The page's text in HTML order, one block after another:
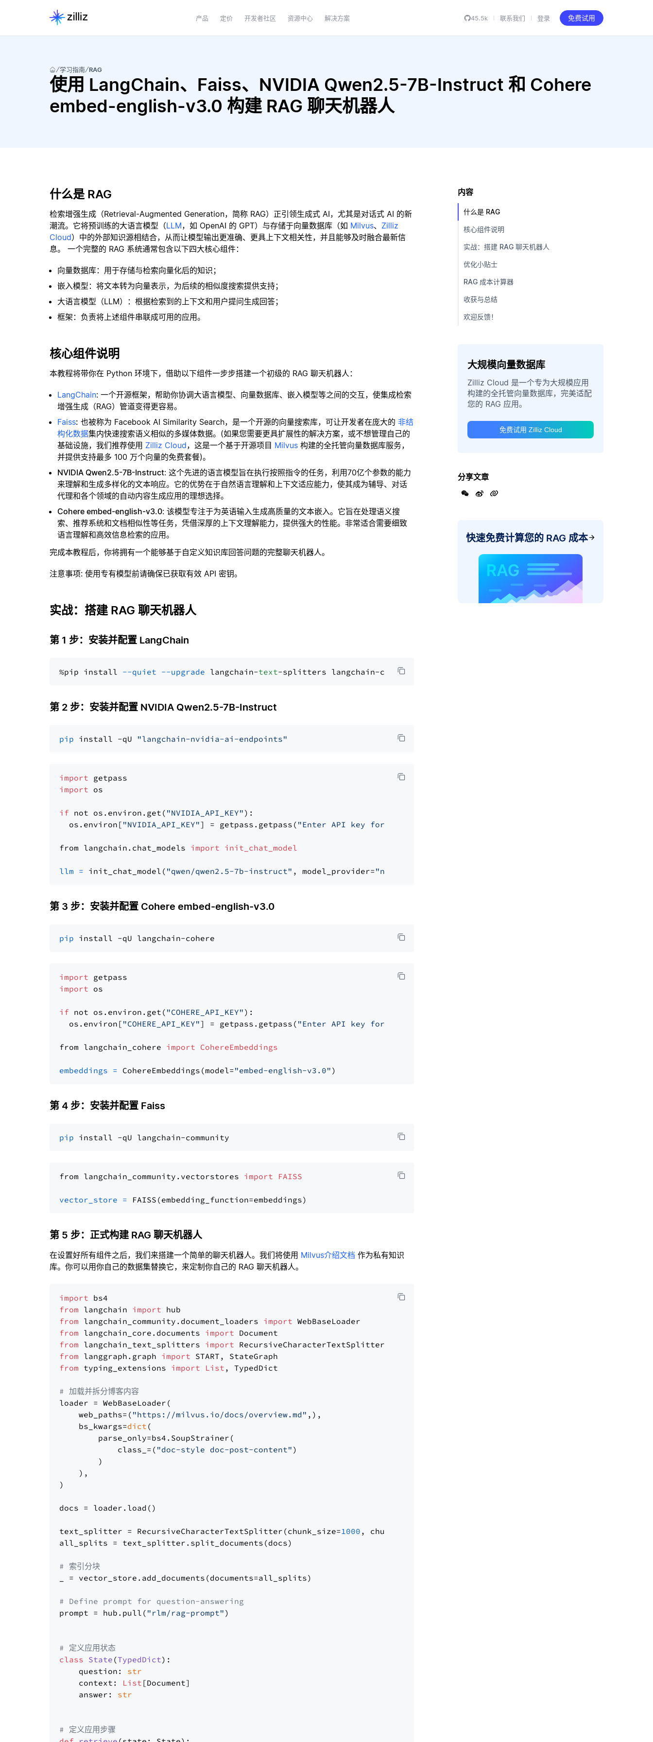
产品 定价 开发者社区 资源中心 解决方案 45.5k 联系我们 登录 免费试用
学习指南 RAG
使用 LangChain、Faiss、NVIDIA Qwen2.5-7B-Instruct 和 Cohere
embed-english-v3.0 构建 RAG 聊天机器人
什么是 RAG
检索增强生成（Retrieval-Augmented Generation，简称 RAG）正引领生成式 AI，尤其是对话式 AI 的新
潮流。它将预训练的大语言模型（LLM，如 OpenAI 的 GPT）与存储于向量数据库（如 Milvus、 Zilliz
Cloud）中的外部知识源相结合，从而让模型输出更准确、更具上下文相关性，并且能够及时融合最新信
息。 一个完整的 RAG 系统通常包含以下四大核心组件：
向量数据库：用于存储与检索向量化后的知识；
嵌入模型：将文本转为向量表示，为后续的相似度搜索提供支持；
大语言模型（LLM）：根据检索到的上下文和用户提问生成回答；
框架：负责将上述组件串联成可用的应用。
核心组件说明
本教程将带你在 Python 环境下，借助以下组件一步步搭建一个初级的 RAG 聊天机器人：
LangChain: 一个开源框架，帮助你协调大语言模型、向量数据库、嵌入模型等之间的交互，使集成检索
增强生成（RAG）管道变得更容易。
Faiss: 也被称为 Facebook AI Similarity Search，是一个开源的向量搜索库，可让开发者在庞大的 非结
构化数据集内快速搜索语义相似的多媒体数据。(如果您需要更具扩展性的解决方案，或不想管理自己的
基础设施，我们推荐使用 Zilliz Cloud，这是一个基于开源项目 Milvus 构建的全托管向量数据库服务，
并提供支持最多 100 万个向量的免费套餐)。
NVIDIA Qwen2.5-7B-Instruct: 这个先进的语言模型旨在执行按照指令的任务，利用70亿个参数的能力
来理解和生成多样化的文本响应。它的优势在于自然语言理解和上下文适应能力，使其成为辅导、对话
代理和各个领域的自动内容生成应用的理想选择。
Cohere embed-english-v3.0: 该模型专注于为英语输入生成高质量的文本嵌入。它旨在处理语义搜
索、推荐系统和文档相似性等任务，凭借深厚的上下文理解能力，提供强大的性能。非常适合需要细致
语言理解和高效信息检索的应用。
完成本教程后，你将拥有一个能够基于自定义知识库回答问题的完整聊天机器人。
注意事项: 使用专有模型前请确保已获取有效 API 密钥。
实战：搭建 RAG 聊天机器人
第 1 步：安装并配置 LangChain
%pip install --quiet --upgrade langchain-text
第 2 步：安装并配置 NVIDIA Qwen2.5-7B-Instruct
pip install -qU "langchain-nvidia-ai-endpoints"
import
import os
if not os.environ.get( "NVIDIA_API_KEY" ):
  os.environ[
"NVIDIA_API_KEY"] = getpass.getpass( "Enter API key for NVIDIA: "
from langchain.chat_models import init_chat_model
llm = init_chat_model( "qwen/qwen2.5-7b-instruct" , model_provider="nvidia"
第 3 步：安装并配置 Cohere embed-english-v3.0
pip
import
import os
if not os.environ.get( "COHERE_API_KEY" ):
  os.environ[
"COHERE_API_KEY"] = getpass.getpass( "Enter API key for Cohere: "
from langchain_cohere import CohereEmbeddings
embeddings = CohereEmbeddings(model="embed-english-v3.0"
第 4 步：安装并配置 Faiss
pip
from langchain_community.vectorstores import FAISS
vector_store =
第 5 步：正式构建 RAG 聊天机器人
在设置好所有组件之后，我们来搭建一个简单的聊天机器人。我们将使用 Milvus介绍文档 作为私有知识
库。你可以用你自己的数据集替换它，来定制你自己的 RAG 聊天机器人。
import
from langchain import
from langchain_community.document_loaders import
from langchain_core.documents import
from langchain_text_splitters import
from langgraph.graph import
from typing_extensions import List , TypedDict
# 加载并拆分博客内容
loader = WebBaseLoader(
    web_paths=(
"https://milvus.io/docs/overview.md" ,),
    bs_kwargs=
dict (
        parse_only=bs4.SoupStrainer(
            class_=(
"doc-style doc-post-content" )
        )
    ),
)
docs = loader.load()
text_splitter = RecursiveCharacterTextSplitter(chunk_size=1000 , chunk_overlap=
all_splits = text_splitter.split_documents(docs)
# 索引分块
_ = vector_store.add_documents(documents=all_splits)
# Define prompt for question-answering
prompt = hub.pull( "rlm/rag-prompt" )
# 定义应用状态
class State (TypedDict):
    question:
str
    context:
List [Document]
    answer:
str
# 定义应用步骤
内容
什么是 RAG
核心组件说明
实战：搭建 RAG 聊天机器人
优化小贴士
RAG 成本计算器
收获与总结
欢迎反馈！
大规模向量数据库
Zilliz Cloud 是一个专为大规模应用
构建的全托管向量数据库，完美适配
您的 RAG 应用。
免费试用 Zilliz Cloud
分享文章
快速免费计算您的 RAG 成本